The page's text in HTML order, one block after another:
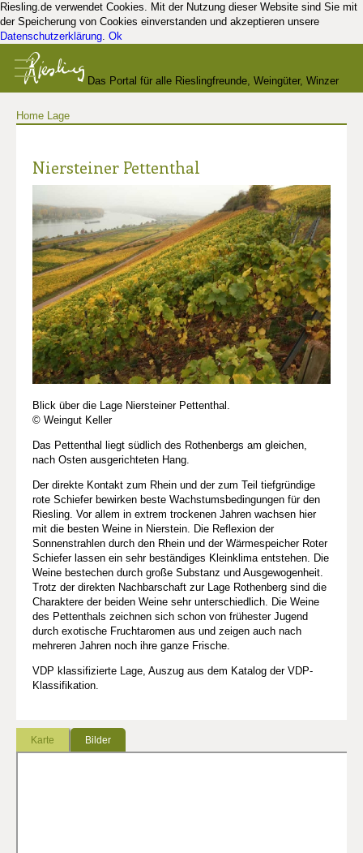
Riesling.de verwendet Cookies. Mit der Nutzung dieser Website sind Sie mit
der Speicherung von Cookies einverstanden und akzeptieren unsere
Datenschutzerklärung. Ok
Das Portal für alle Rieslingfreunde, Weingüter, Winzer
Home Lage
Niersteiner Pettenthal
Blick über die Lage Niersteiner Pettenthal.
© Weingut Keller
Das Pettenthal liegt südlich des Rothenbergs am gleichen,
nach Osten ausgerichteten Hang.
Der direkte Kontakt zum Rhein und der zum Teil tiefgründige
rote Schiefer bewirken beste Wachstumsbedingungen für den
Riesling. Vor allem in extrem trockenen Jahren wachsen hier
mit die besten Weine in Nierstein. Die Reflexion der
Sonnenstrahlen durch den Rhein und der Wärmespeicher Roter
Schiefer lassen ein sehr beständiges Kleinklima entstehen. Die
Weine bestechen durch große Substanz und Ausgewogenheit.
Trotz der direkten Nachbarschaft zur Lage Rothenberg sind die
Charaktere der beiden Weine sehr unterschiedlich. Die Weine
des Pettenthals zeichnen sich schon von frühester Jugend
durch exotische Fruchtaromen aus und zeigen auch nach
mehreren Jahren noch ihre ganze Frische.
VDP klassifizierte Lage, Auszug aus dem Katalog der VDP-
Klassifikation.
Karte Bilder